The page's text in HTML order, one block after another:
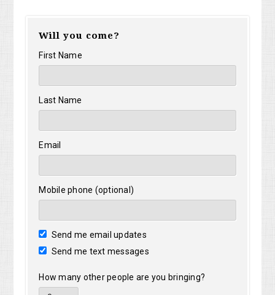
Will you come?
First Name
Last Name
Email
Mobile phone (optional)
Send me email updates
Send me text messages
How many other people are you bringing?